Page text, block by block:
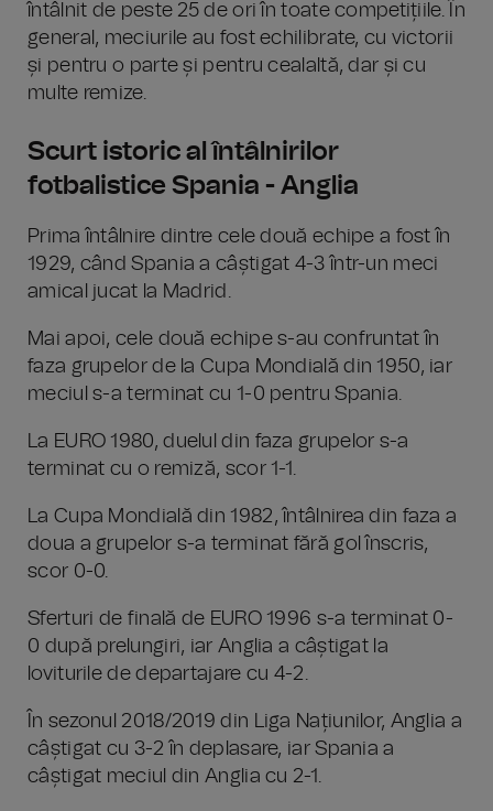
întâlnit de peste 25 de ori în toate competițiile. În
general, meciurile au fost echilibrate, cu victorii
și pentru o parte și pentru cealaltă, dar și cu
multe remize.
Scurt istoric al întâlnirilor
fotbalistice Spania - Anglia
Prima întâlnire dintre cele două echipe a fost în
1929, când Spania a câștigat 4-3 într-un meci
amical jucat la Madrid.
Mai apoi, cele două echipe s-au confruntat în
faza grupelor de la Cupa Mondială din 1950, iar
meciul s-a terminat cu 1-0 pentru Spania.
La EURO 1980, duelul din faza grupelor s-a
terminat cu o remiză, scor 1-1.
La Cupa Mondială din 1982, întâlnirea din faza a
doua a grupelor s-a terminat fără gol înscris,
scor 0-0.
Sferturi de finală de EURO 1996 s-a terminat 0-
0 după prelungiri, iar Anglia a câștigat la
loviturile de departajare cu 4-2.
În sezonul 2018/2019 din Liga Națiunilor, Anglia a
câștigat cu 3-2 în deplasare, iar Spania a
câștigat meciul din Anglia cu 2-1.